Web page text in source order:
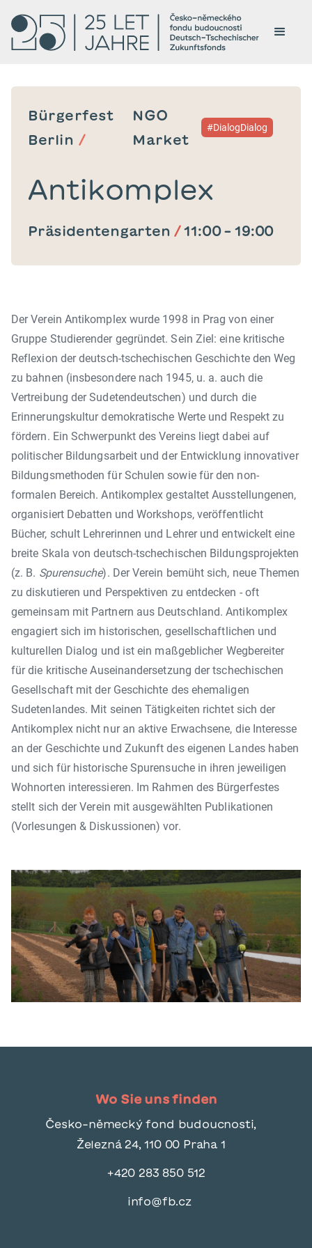
Bürgerfest
Berlin /
NGO
Market
#DialogDialog
Antikomplex
Präsidentengarten / 11:00 – 19:00
Der Verein Antikomplex wurde 1998 in Prag von einer
Gruppe Studierender gegründet. Sein Ziel: eine kritische
Reflexion der deutsch-tschechischen Geschichte den Weg
zu bahnen (insbesondere nach 1945, u. a. auch die
Vertreibung der Sudetendeutschen) und durch die
Erinnerungskultur demokratische Werte und Respekt zu
fördern. Ein Schwerpunkt des Vereins liegt dabei auf
politischer Bildungsarbeit und der Entwicklung innovativer
Bildungsmethoden für Schulen sowie für den non-
formalen Bereich. Antikomplex gestaltet Ausstellungenen,
organisiert Debatten und Workshops, veröffentlicht
Bücher, schult Lehrerinnen und Lehrer und entwickelt eine
breite Skala von deutsch-tschechischen Bildungsprojekten
(z. B. Spurensuche). Der Verein bemüht sich, neue Themen
zu diskutieren und Perspektiven zu entdecken - oft
gemeinsam mit Partnern aus Deutschland. Antikomplex
engagiert sich im historischen, gesellschaftlichen und
kulturellen Dialog und ist ein maßgeblicher Wegbereiter
für die kritische Auseinandersetzung der tschechischen
Gesellschaft mit der Geschichte des ehemaligen
Sudetenlandes. Mit seinen Tätigkeiten richtet sich der
Antikomplex nicht nur an aktive Erwachsene, die Interesse
an der Geschichte und Zukunft des eigenen Landes haben
und sich für historische Spurensuche in ihren jeweiligen
Wohnorten interessieren. Im Rahmen des Bürgerfestes
stellt sich der Verein mit ausgewählten Publikationen
(Vorlesungen & Diskussionen) vor.
Wo Sie uns finden
Česko-německý fond budoucnosti,
Železná 24, 110 00 Praha 1
+420 283 850 512
info@fb.cz